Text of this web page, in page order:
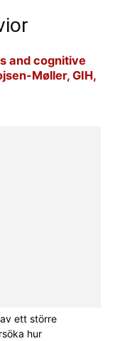
and cognitive
Møller, GIH,
ett större
hur